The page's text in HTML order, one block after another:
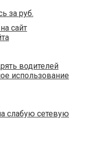
за руб.
сайт
водителей
использование
слабую сетевую